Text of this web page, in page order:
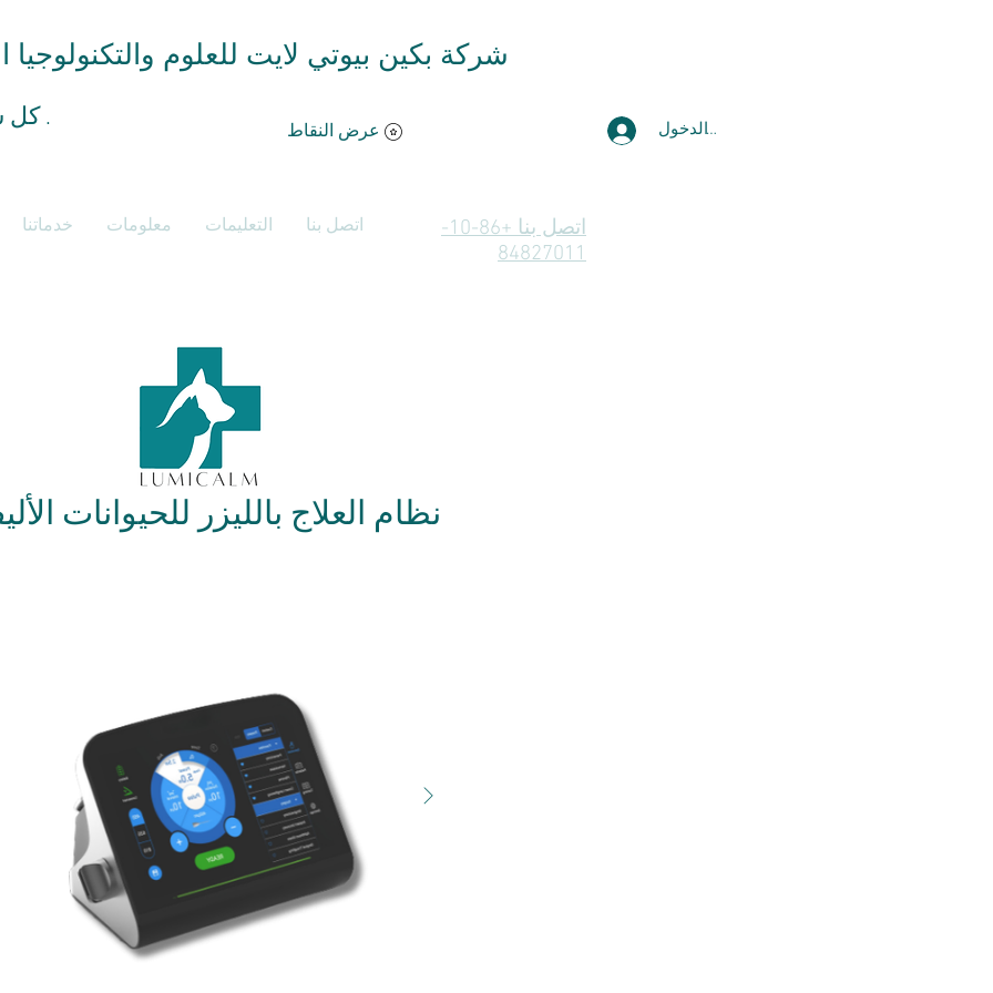
شركة بكين بيوتي لايت للعلوم والتكنولوجيا
كل شئ ممكن . عرض النقاط تسجيل الدخول
خدماتنا معلومات التعليمات اتصل بنا
اتصل بنا +86-10-
84827011
نظام العلاج بالليزر للحيوانات